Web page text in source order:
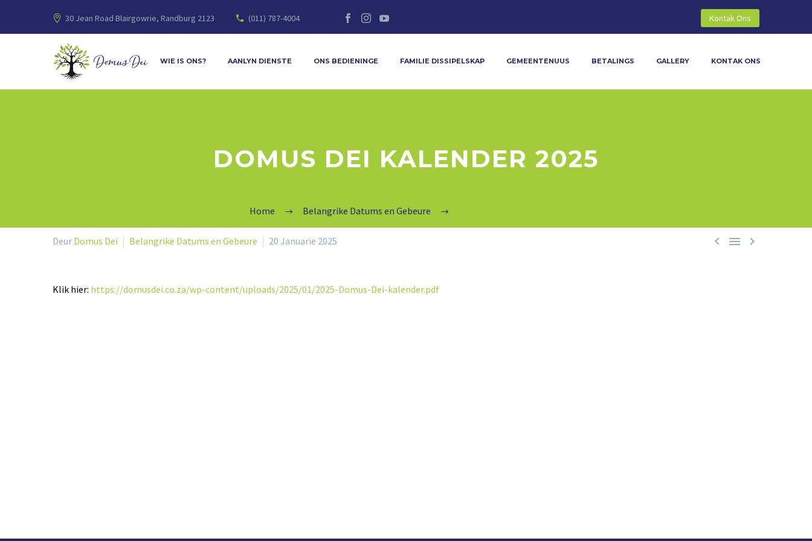
30 Jean Road Blairgowrie, Randburg 2123 (011) 787-4004 Kontak Ons
WIE IS ONS? AANLYN DIENSTE ONS BEDIENINGE FAMILIE DISSIPELSKAP GEMEENTENUUS BETALINGS GALLERY KONTAK ONS
DOMUS DEI KALENDER 2025
Home Belangrike Datums en Gebeure
  
Deur Domus Dei Belangrike Datums en Gebeure 20 Januarie 2025
Klik hier: https://domusdei.co.za/wp-content/uploads/2025/01/2025-Domus-Dei-kalender.pdf